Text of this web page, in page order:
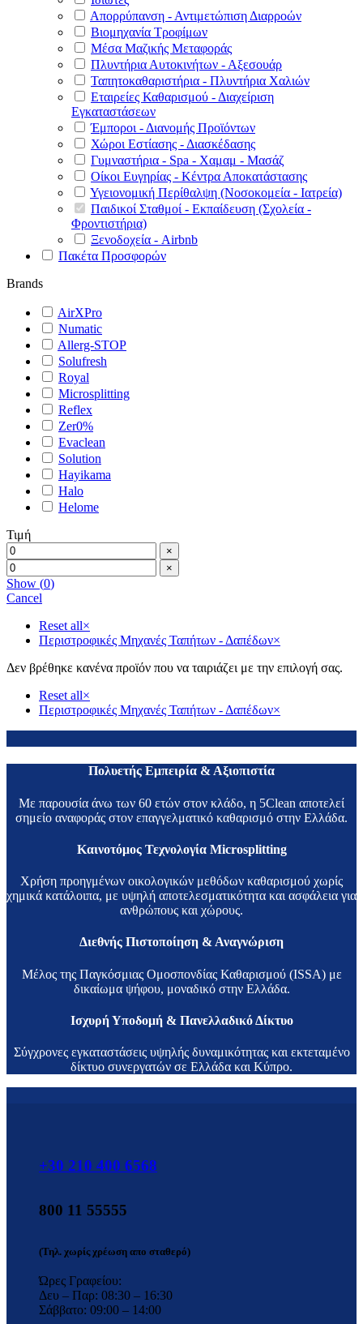
Απορρύπανση - Αντιμετώπιση Διαρροών
Βιομηχανία Τροφίμων
Μέσα Μαζικής Μεταφοράς
Πλυντήρια Αυτοκινήτων - Αξεσουάρ
Ταπητοκαθαριστήρια - Πλυντήρια Χαλιών
Εταιρείες Καθαρισμού - Διαχείριση
Εγκαταστάσεων
Έμποροι - Διανομής Προϊόντων
Χώροι Εστίασης - Διασκέδασης
Γυμναστήρια - Spa - Χαμαμ - Μασάζ
Οίκοι Ευγηρίας - Κέντρα Αποκατάστασης
Υγειονομική Περίθαλψη (Νοσοκομεία - Ιατρεία)
Παιδικοί Σταθμοί - Εκπαίδευση (Σχολεία -
Φροντιστήρια)
Ξενοδοχεία - Airbnb
Πακέτα Προσφορών
Brands
AirXPro
Numatic
Allerg-STOP
Solufresh
Royal
Microsplitting
Reflex
Zer0%
Evaclean
Solution
Hayikama
Halo
Helome
Τιμή
×
×
Show (0)
Cancel
Reset all×
Περιστροφικές Μηχανές Ταπήτων - Δαπέδων×
Δεν βρέθηκε κανένα προϊόν που να ταιριάζει με την επιλογή σας.
Reset all×
Περιστροφικές Μηχανές Ταπήτων - Δαπέδων×
Πολυετής Εμπειρία & Αξιοπιστία
Με παρουσία άνω των 60 ετών στον κλάδο, η 5Clean αποτελεί
σημείο αναφοράς στον επαγγελματικό καθαρισμό στην Ελλάδα.
Καινοτόμος Τεχνολογία Microsplitting
Χρήση προηγμένων οικολογικών μεθόδων καθαρισμού χωρίς
χημικά κατάλοιπα, με υψηλή αποτελεσματικότητα και ασφάλεια για
ανθρώπους και χώρους.
Διεθνής Πιστοποίηση & Αναγνώριση
Μέλος της Παγκόσμιας Ομοσπονδίας Καθαρισμού (ISSA) με
δικαίωμα ψήφου, μοναδικό στην Ελλάδα.
Ισχυρή Υποδομή & Πανελλαδικό Δίκτυο
Σύγχρονες εγκαταστάσεις υψηλής δυναμικότητας και εκτεταμένο
δίκτυο συνεργατών σε Ελλάδα και Κύπρο.
+30 210 400 6568
800 11 55555
(Τηλ. χωρίς χρέωση απο σταθερό)
Ώρες Γραφείου:
Δευ – Παρ: 08:30 – 16:30
Σάββατο: 09:00 – 14:00